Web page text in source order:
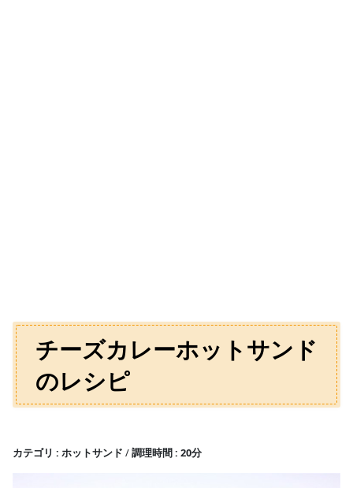
チーズカレーホットサンド
のレシピ
カテゴリ ホットサンド 調理時間 20分